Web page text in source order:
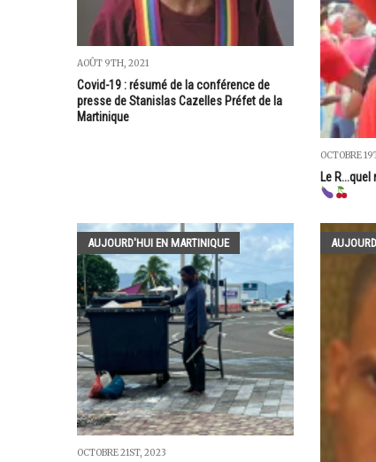
AOÛT 9TH, 2021
Covid-19 : résumé de la conférence de
presse de Stanislas Cazelles Préfet de la
Martinique
OCTOBRE
Le
AUJOURD'HUI EN MARTINIQUE
OCTOBRE 21ST, 2023